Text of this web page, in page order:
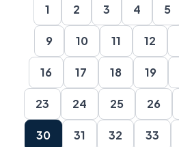
1 2 3 4 5
9 10 11 12
16 17 18 19
23 24 25 26
30 31 32 33